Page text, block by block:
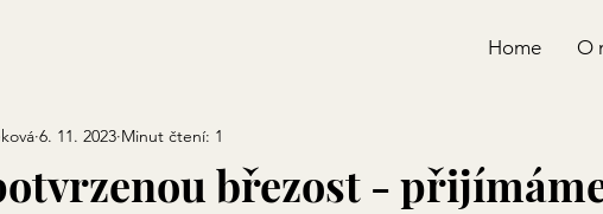
Home O
březost -
6. 11. 2023 Minut čtení: 1